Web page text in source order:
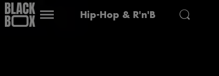
Hip-Hop & R'n'B